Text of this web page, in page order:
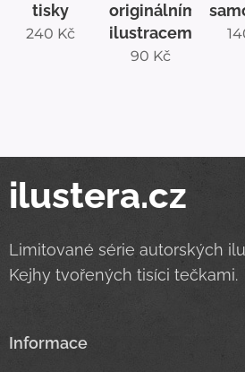
tisky
240 Kč
originálními
ilustracemi
90 Kč
ilustera.cz
Limitované série autorských
Kejhy tvořených tisíci tečkami.
Informace